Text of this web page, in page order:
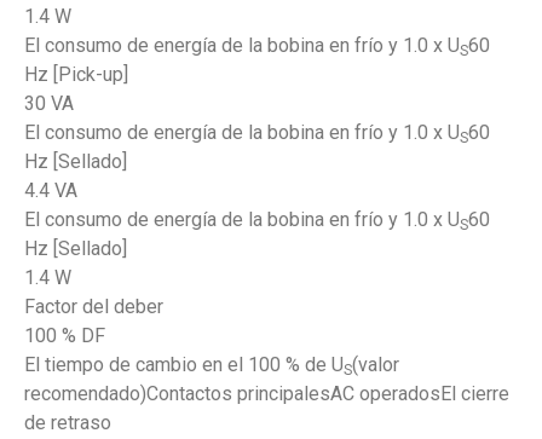
1.4 W
El consumo de energía de la bobina en frío y 1.0 x US60
Hz [Pick-up]
30 VA
El consumo de energía de la bobina en frío y 1.0 x US60
Hz [Sellado]
4.4 VA
El consumo de energía de la bobina en frío y 1.0 x US60
Hz [Sellado]
1.4 W
Factor del deber
100 % DF
El tiempo de cambio en el 100 % de US(valor
recomendado)Contactos principalesAC operadosEl cierre
de retraso